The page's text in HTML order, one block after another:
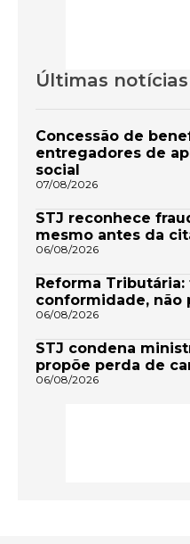
Últimas notícias
Concessão de
entregadores de
social
07/08/2026
STJ reconhece
mesmo antes da
06/08/2026
Reforma
conformidade, não
06/08/2026
STJ condena
propõe perda de
06/08/2026